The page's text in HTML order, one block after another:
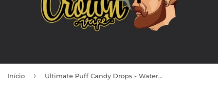
Início › Ultimate Puff Candy Drops - Watermelon & Cherry 100ml Shortfill